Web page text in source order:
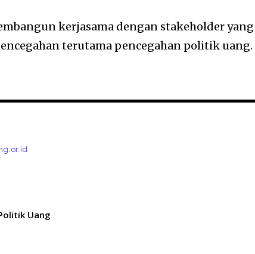
kerjasama dengan stakeholder yang
terutama pencegahan politik uang.
Uang